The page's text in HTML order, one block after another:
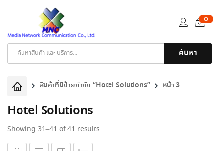
ค้นหา
0
สินค้าที่มีป้ายกำกับ “Hotel Solutions” หน้า 3
Hotel Solutions
Showing 31–41 of 41 results